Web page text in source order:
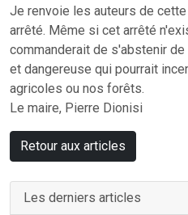
Je renvoie les auteurs de
arrêté. Même si cet arrêté
commanderait de s'abstenir
et dangereuse qui pourrait
agricoles ou nos forêts.
Le maire, Pierre Dionisi
Retour aux articles
Les derniers articles